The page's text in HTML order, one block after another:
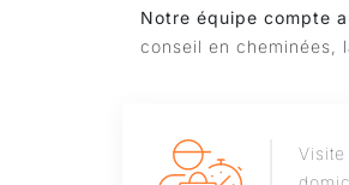
Notre équipe compte
conseil en cheminées,
Visite